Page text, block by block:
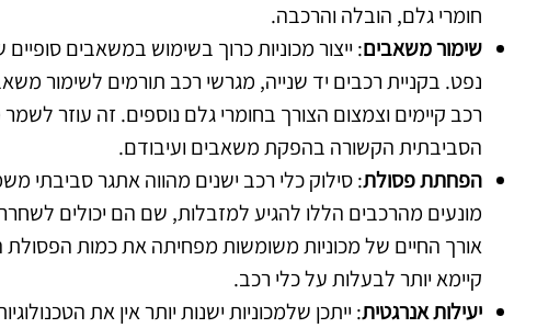
חומרי גלם, הובלה והרכבה.
שימור משאבים: ייצור מכוניות כרוך בשימוש במשאבים
נפט. בקניית רכבים יד שנייה, מגרשי רכב תורמים לשימור
רכב קיימים וצמצום הצורך בחומרי גלם נוספים. זה עוזר
הסביבתית הקשורה בהפקת משאבים ועיבודם.
הפחתת פסולת: סילוק כלי רכב ישנים מהווה אתגר סביבתי
מונעים מהרכבים הללו להגיע למזבלות, שם הם יכולים
אורך החיים של מכוניות משומשות מפחיתה את כמות
קיימא יותר לבעלות על כלי רכב.
יעילות אנרגטית: ייתכן שלמכוניות ישנות יותר אין את